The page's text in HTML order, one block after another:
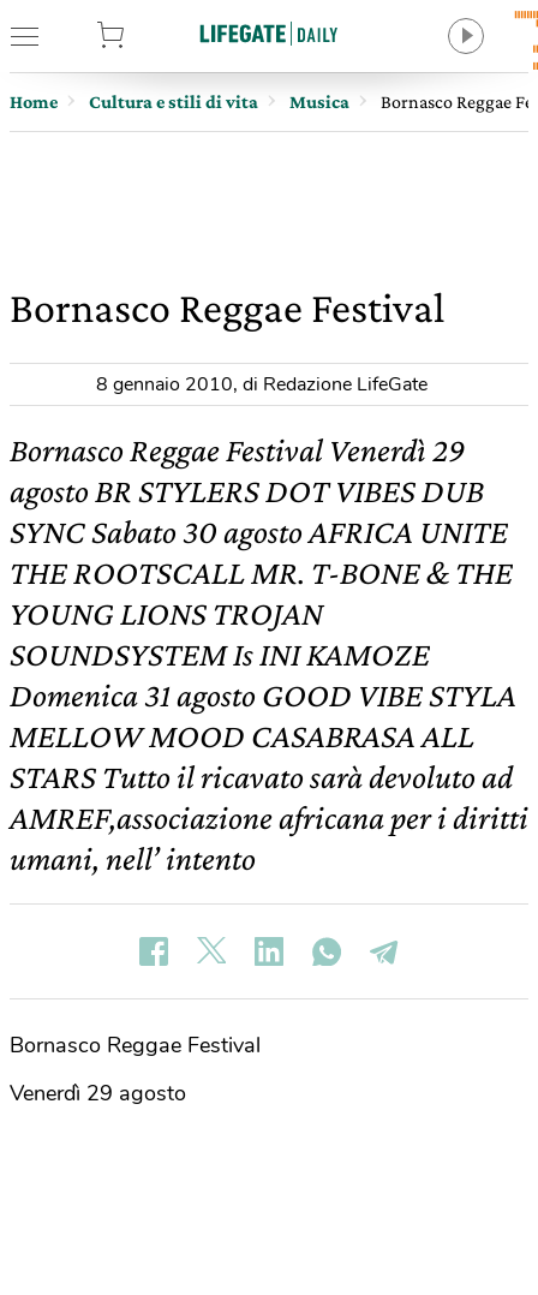
Home Cultura e stili di vita Musica Bornasco Reggae
Bornasco Reggae Festival
8 gennaio 2010, di Redazione LifeGate
Bornasco Reggae Festival Venerdì 29
agosto BR STYLERS DOT VIBES DUB
SYNC Sabato 30 agosto AFRICA UNITE
THE ROOTSCALL MR. T-BONE & THE
YOUNG LIONS TROJAN
SOUNDSYSTEM Is INI KAMOZE
Domenica 31 agosto GOOD VIBE STYLA
MELLOW MOOD CASABRASA ALL
STARS Tutto il ricavato sarà devoluto ad
AMREF,associazione africana per i diritti
umani, nell’ intento
Bornasco Reggae Festival
Venerdì 29 agosto